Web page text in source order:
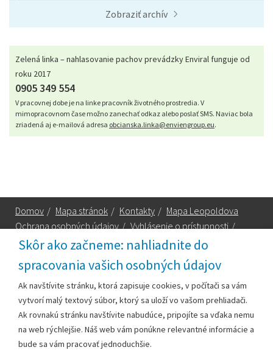
Skôr ako začneme: nahliadnite do
spracovania vašich osobných údajov
Ak navštívite stránku, ktorá zapisuje cookies, v počítači sa vám
vytvorí malý textový súbor, ktorý sa uloží vo vašom prehliadači.
Ak rovnakú stránku navštívite nabudúce, pripojíte sa vďaka nemu
na web rýchlejšie. Náš web vám ponúkne relevantné informácie a
bude sa vám pracovať jednoduchšie.
Zobraziť archív
Zelená linka – nahlasovanie pachov prevádzky Enviral funguje od
roku 2017
0905 349 554
V pracovnej dobe je na linke pracovník životného prostredia. V
mimopracovnom čase možno zanechať odkaz alebo poslať SMS. Naviac bola
zriadená aj e-mailová adresa obcianska.linka@enviengroup.eu.
Domov / Mapa stránok / Kontakty / Mapa Leopoldova
Ochrana osobných údajov / Vyhlásenie o prístupnosti /
Technická podpora
Mestský úrad Leopoldov
Hlohovská cesta 1818/2A
920 41 Leopoldov